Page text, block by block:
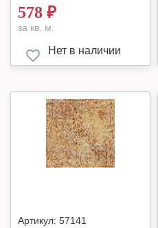
578 ₽
за кв. м.
Нет в наличии
Артикул: 57141